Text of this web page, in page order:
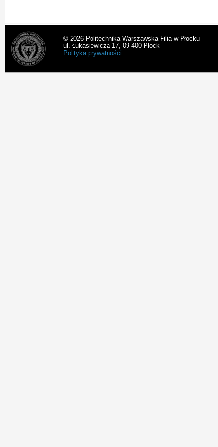
© 2026 Politechnika Warszawska Filia w Płocku
ul. Łukasiewicza 17, 09-400 Płock
Polityka prywatności